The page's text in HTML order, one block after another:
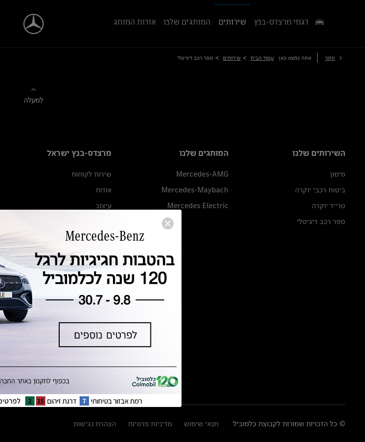
דגמי מרצדס-בנץ שירותים המותגים שלנו אודות המותג
חזור אתה נמצא כאן עמוד הבית > שירותים > ספר רכב דיגיטלי
למעלה
השירותים שלנו
מימון
ביטוח רכבי יוקרה
טרייד יוקרה
ספר רכב דיגיטלי
המותגים שלנו
Mercedes-AMG
Mercedes-Maybach
Mercedes Electric
מרצדס-בנץ ישראל
שירות לקוחות
אודות
עיצוב
מגזין מרצדס-בנץ
ספרי רכב מרצדס-בנץ
נתוני זיהום אוויר וצריכת דלק וחשמל
נתוני תווית צמיגים
מחירון חלפים
הודעה על הטבות לרכבי מרצדס בהסדר
© כל הזכויות שמורות לקבוצת כלמוביל תנאי שימוש מדיניות פרטיות הצהרת נגישות